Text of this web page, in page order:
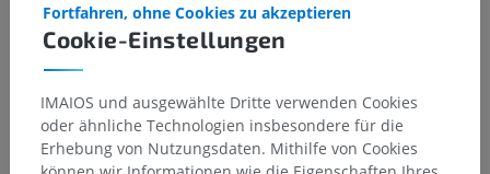
Cookie-Einstellungen
Fortfahren, ohne Cookies zu akzeptieren
IMAIOS und ausgewählte Dritte verwenden Cookies
oder ähnliche Technologien insbesondere für die
Erhebung von Nutzungsdaten. Mithilfe von Cookies